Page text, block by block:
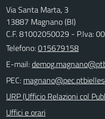
Via Santa Marta, 3
13887 Magnano (BI)
C.F. 81002050029 - P.Iva:
Telefono:015679158
E-mail:
PEC:
URP (Ufficio Relazioni col
Uffici e orari